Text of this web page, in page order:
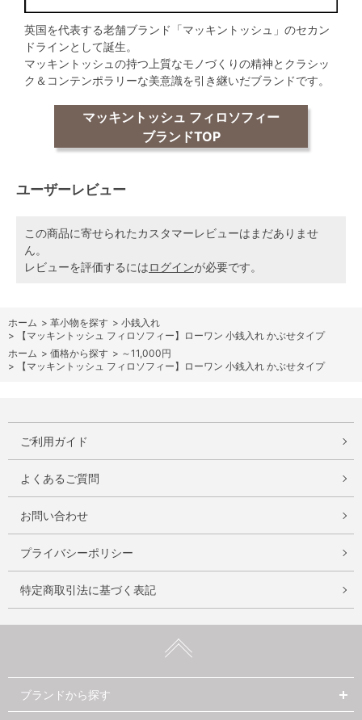
英国を代表する老舗ブランド「マッキントッシュ」のセカン
ドラインとして誕生。
マッキントッシュの持つ上質なモノづくりの精神とクラシッ
ク＆コンテンポラリーな美意識を引き継いだブランドです。
マッキントッシュ フィロソフィー
ブランドTOP
ユーザーレビュー
この商品に寄せられたカスタマーレビューはまだありませ
ん。
レビューを評価するにはログインが必要です。
ホーム > 革小物を探す > 小銭入れ
>
【マッキントッシュ フィロソフィー】ローワン 小銭入れ かぶせタイプ
ホーム > 価格から探す > ～11,000円
>
【マッキントッシュ フィロソフィー】ローワン 小銭入れ かぶせタイプ
ご利用ガイド
よくあるご質問
お問い合わせ
プライバシーポリシー
特定商取引法に基づく表記
ブランドから探す